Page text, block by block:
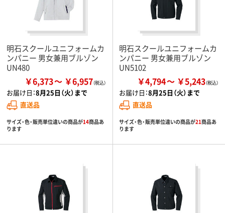
明石スクールユニフォームカ
ンパニー 男女兼用ブルゾン
UN480
￥6,373 ￥6,957
お届け日：8月25日（火）まで
直送品
サイズ・色・販売単位違いの商品が14商品あ
ります
明石スクールユニフォームカ
ンパニー 男女兼用ブルゾン
UN5102
￥4,794 ￥5,243
お届け日：8月25日（火）まで
直送品
サイズ・色・販売単位違いの商品が21商品あ
ります